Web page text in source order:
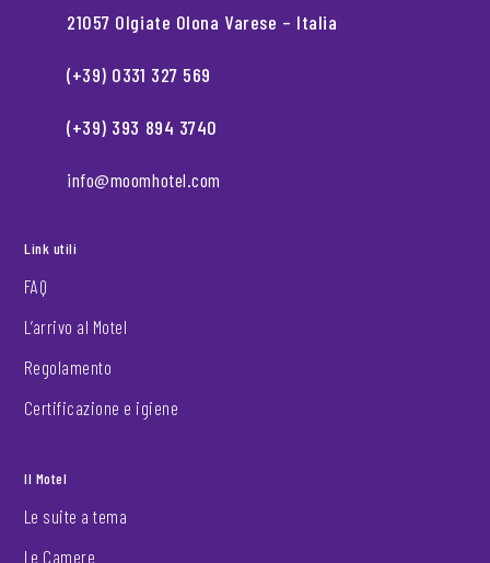
21057 Olgiate Olona Varese – Italia
(+39) 0331 327 569
(+39) 393 894 3740
info@moomhotel.com
Link utili
FAQ
L’arrivo al Motel
Regolamento
Certificazione e igiene
Il Motel
Le suite a tema
Le Camere